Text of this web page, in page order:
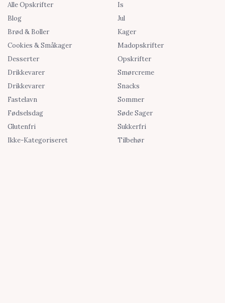
Alle Opskrifter
Blog
Brød & Boller
Cookies & Småkager
Desserter
Drikkevarer
Drikkevarer
Fastelavn
Fødselsdag
Glutenfri
Ikke-Kategoriseret
Is
Jul
Kager
Madopskrifter
Opskrifter
Smørcreme
Snacks
Sommer
Søde Sager
Sukkerfri
Tilbehør